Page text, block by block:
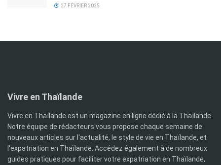
27 FÉVRIER 2025
Vivre en Thaïlande
Vivre en Thaïlande est un magazine en ligne dédié à la Thaïlande.
Notre équipe de rédacteurs vous propose chaque semaine de
nouveaux articles sur l'actualité, le style de vie en Thaïlande, et
l'expatriation en Thaïlande. Accédez également à de nombreux
guides pratiques pour faciliter votre expatriation en Thaïlande,